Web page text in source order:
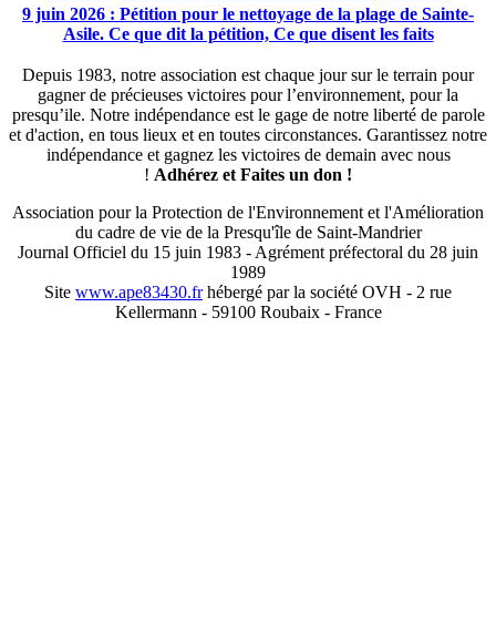
9 juin 2026 : Pétition pour le nettoyage de la plage de Sainte-
Asile. Ce que dit la pétition, Ce que disent les faits
Depuis 1983, notre association est chaque jour sur le terrain pour
gagner de précieuses victoires pour l’environnement, pour la
presqu’ile. Notre indépendance est le gage de notre liberté de parole
et d'action, en tous lieux et en toutes circonstances. Garantissez notre
indépendance et gagnez les victoires de demain avec nous
! Adhérez et Faites un don !
Association pour la Protection de l'Environnement et l'Amélioration
du cadre de vie de la Presqu'île de Saint-Mandrier
Journal Officiel du 15 juin 1983 - Agrément préfectoral du 28 juin
1989
Site www.ape83430.frhébergé par la société OVH - 2 rue
Kellermann - 59100 Roubaix - France